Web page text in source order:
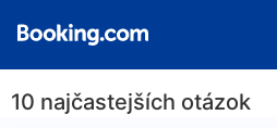
10 najčastejších otázok